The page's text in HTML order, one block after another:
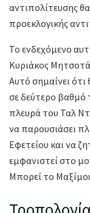
αντιπολίτευσης
προεκλογικής
Το ενδεχόμενο
Κυριάκος
Αυτό σημαίνει
σε δεύτερο βαθμό
πλευρά του Ταλ
να παρουσιάσει
Εφετείου και να
εμφανιστεί στο
Μπορεί το